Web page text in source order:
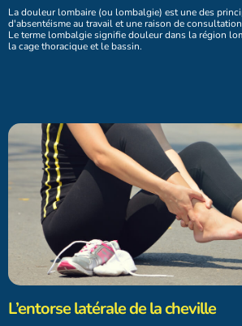
La douleur lombaire (ou lombalgie) est une des
d'absentéisme au travail et une raison de
Le terme lombalgie signifie douleur dans la région
la cage thoracique et le bassin.
L’entorse latérale de la cheville